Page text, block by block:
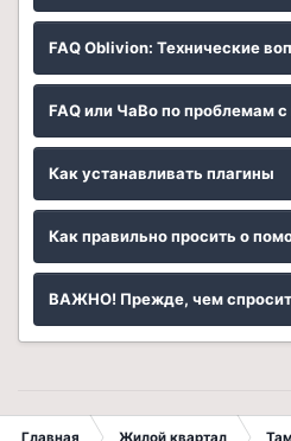
FAQ Oblivion: Технические
FAQ или ЧаВо по проблемам
Как устанавливать плагины
Как правильно просить о
ВАЖНО! Прежде, чем